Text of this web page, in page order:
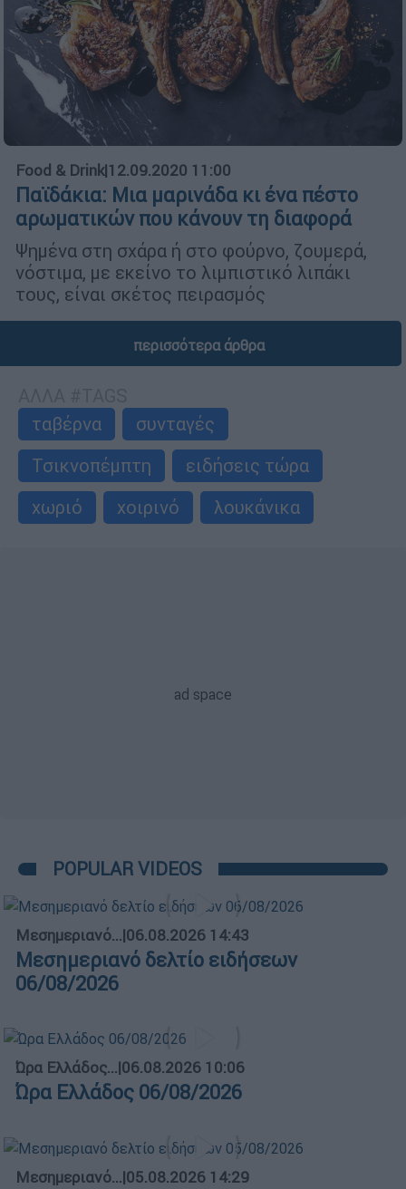
Food & Drink|12.09.2020 11:00
Παϊδάκια: Μια μαρινάδα κι ένα πέστο
αρωματικών που κάνουν τη διαφορά
Ψημένα στη σχάρα ή στο φούρνο, ζουμερά,
νόστιμα, με εκείνο το λιμπιστικό λιπάκι
τους, είναι σκέτος πειρασμός
περισσότερα άρθρα
ταβέρνα
συνταγές
Τσικνοπέμπτη
ειδήσεις τώρα
χωριό
χοιρινό λουκάνικα
POPULAR VIDEOS
Μεσημεριανό...|06.08.2026 14:43
Μεσημεριανό δελτίο ειδήσεων
06/08/2026
Ώρα Ελλάδος...|06.08.2026 10:06
Ώρα Ελλάδος 06/08/2026
Μεσημεριανό...|05.08.2026 14:29